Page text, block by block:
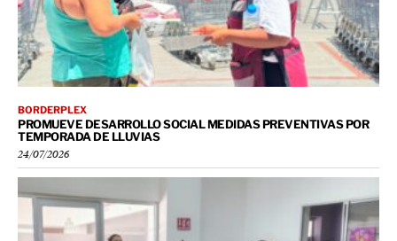
BORDERPLEX
PROMUEVE DESARROLLO SOCIAL MEDIDAS PREVENTIVAS POR
TEMPORADA DE LLUVIAS
24/07/2026